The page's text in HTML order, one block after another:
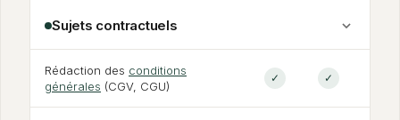
Sujets contractuels
Rédaction des conditions
générales (CGV, CGU)
✓ ✓